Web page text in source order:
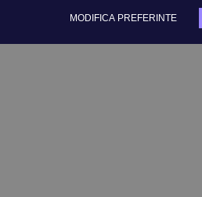
MODIFICA PREFERINTE
TRIMITE